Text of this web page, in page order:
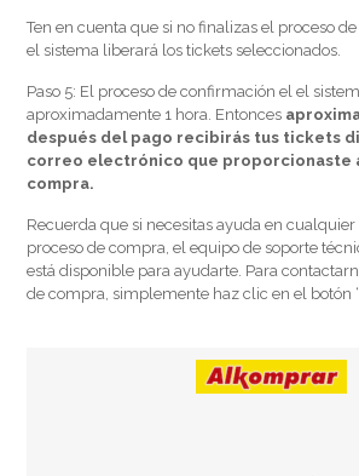
Ten en cuenta que si no finalizas el proceso
el sistema liberará los tickets seleccionados.
Paso 5: El proceso de confirmación el el
aproximadamente 1 hora. Entonces
después del pago recibirás tus tickets
correo electrónico que proporcionaste
compra.
Recuerda que si necesitas ayuda en
proceso de compra, el equipo de soporte
está disponible para ayudarte. Para
de compra, simplemente haz clic en el botón